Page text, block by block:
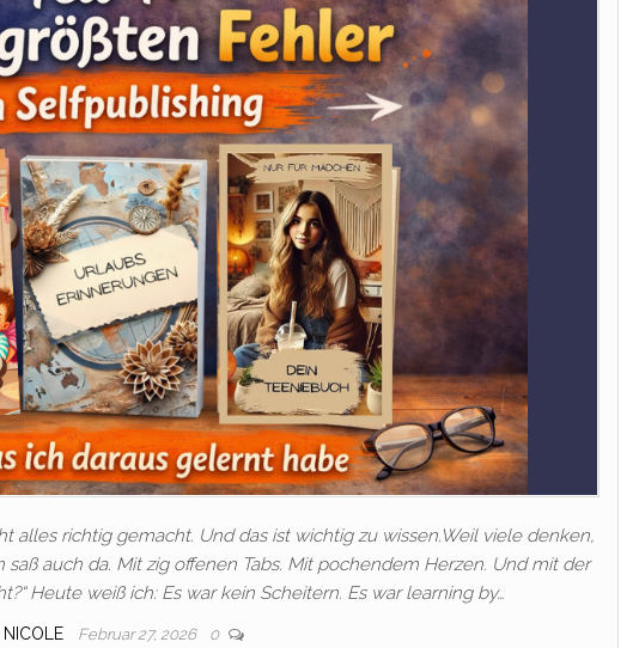
alles richtig gemacht. Und das ist wichtig zu wissen.Weil viele denken,
auch da. Mit zig offenen Tabs. Mit pochendem Herzen. Und mit der
Heute weiß ich: Es war kein Scheitern. Es war learning by…
NICOLE Februar 27, 2026 0